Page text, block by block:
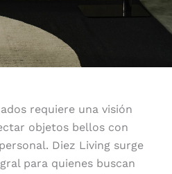
requiere una visión
objetos bellos con
Diez Living surge
para quienes buscan